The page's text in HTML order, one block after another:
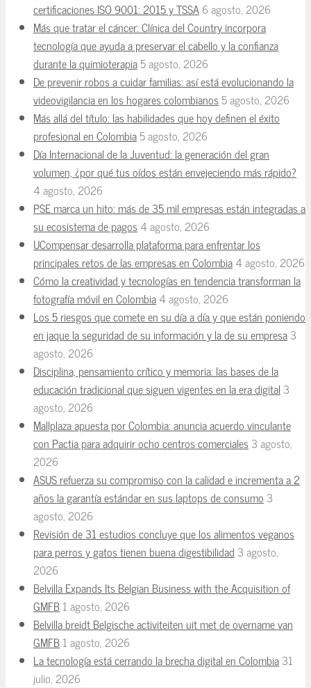
certificaciones ISO 9001: 2015 y TSSA6 agosto, 2026
Más que tratar el cáncer: Clínica del Country incorpora
tecnología que ayuda a preservar el cabello y la confianza
durante la quimioterapia5 agosto, 2026
De prevenir robos a cuidar familias: así está evolucionando la
videovigilancia en los hogares colombianos5 agosto, 2026
Más allá del título: las habilidades que hoy definen el éxito
profesional en Colombia5 agosto, 2026
Día Internacional de la Juventud: la generación del gran
volumen, ¿por qué tus oídos están envejeciendo más rápido?
4 agosto, 2026
PSE marca un hito: más de 35 mil empresas están integradas a
su ecosistema de pagos4 agosto, 2026
UCompensar desarrolla plataforma para enfrentar los
principales retos de las empresas en Colombia4 agosto, 2026
Cómo la creatividad y tecnologías en tendencia transforman la
fotografía móvil en Colombia4 agosto, 2026
Los 5 riesgos que comete en su día a día y que están poniendo
en jaque la seguridad de su información y la de su empresa3
agosto, 2026
Disciplina, pensamiento crítico y memoria: las bases de la
educación tradicional que siguen vigentes en la era digital 3
agosto, 2026
Mallplaza apuesta por Colombia: anuncia acuerdo vinculante
con Pactia para adquirir ocho centros comerciales3 agosto,
2026
ASUS refuerza su compromiso con la calidad e incrementa a 2
años la garantía estándar en sus laptops de consumo 3
agosto, 2026
Revisión de 31 estudios concluye que los alimentos veganos
para perros y gatos tienen buena digestibilidad 3 agosto,
2026
Belvilla Expands Its Belgian Business with the Acquisition of
GMFB1 agosto, 2026
Belvilla breidt Belgische activiteiten uit met de overname van
GMFB1 agosto, 2026
La tecnología está cerrando la brecha digital en Colombia31
julio, 2026